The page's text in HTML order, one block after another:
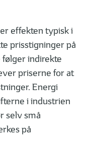
effekten typisk i
prisstigninger på
indirekte
priserne for at
Energi
i industrien
selv små
på